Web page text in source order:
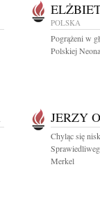
POLSKA
Pogrążeni w
Polskiej
JERZY
Chyląc się
Merkel